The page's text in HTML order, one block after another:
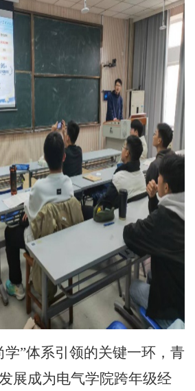
学”体系引领的关键一环，青
展成为电气学院跨年级经